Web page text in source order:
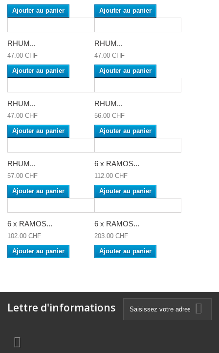
Ajouter au panier Ajouter au panier
RHUM...
47.00 CHF
Ajouter au panier
RHUM...
47.00 CHF
Ajouter au panier
RHUM...
47.00 CHF
Ajouter au panier
RHUM...
56.00 CHF
Ajouter au panier
RHUM...
57.00 CHF
Ajouter au panier
6 x RAMOS...
112.00 CHF
Ajouter au panier
6 x RAMOS...
102.00 CHF
Ajouter au panier
6 x RAMOS...
203.00 CHF
Ajouter au panier
Lettre d'informations